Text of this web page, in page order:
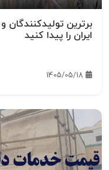
برترین تولیدکنندگان
ایران را پیدا کنید
1405/05/18